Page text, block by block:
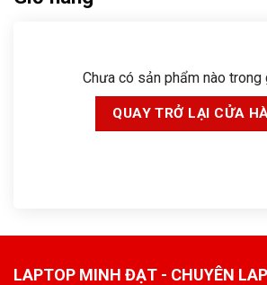
Chưa có sản phẩm nào trong
QUAY TRỞ LẠI CỬA
LAPTOP MINH ĐẠT - CHUYÊN